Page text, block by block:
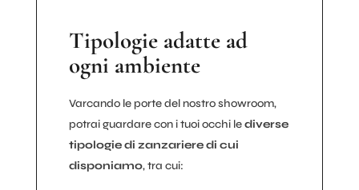
Tipologie adatte ad
ogni ambiente
Varcando le porte del nostro showroom,
potrai guardare con i tuoi occhi lediverse
tipologie di zanzariere di cui
disponiamo, tra cui: